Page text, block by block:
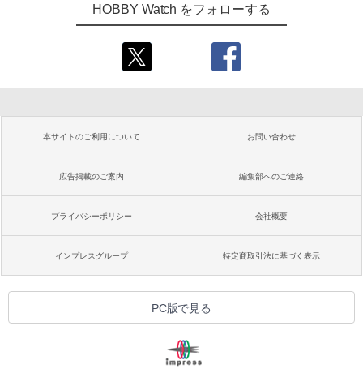
HOBBY Watch をフォローする
本サイトのご利用について お問い合わせ
広告掲載のご案内 編集部へのご連絡
プライバシーポリシー 会社概要
インプレスグループ 特定商取引法に基づく表示
PC版で見る